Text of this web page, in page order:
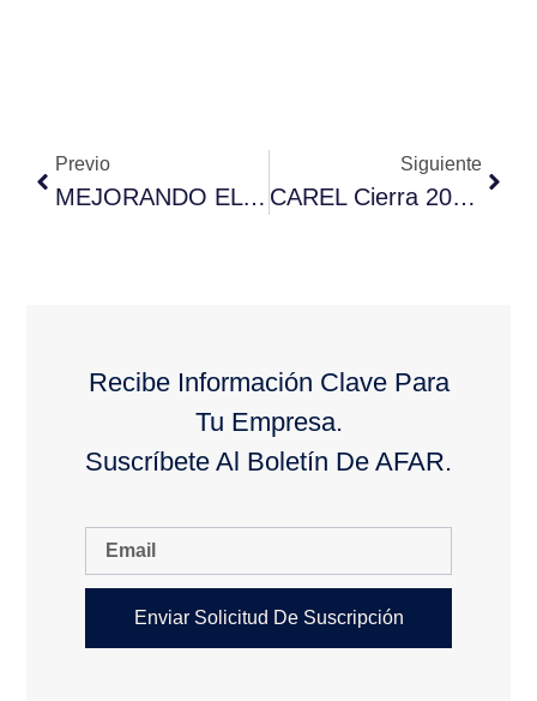
Previo
MEJORANDO EL RENDIMIENTO DE LOS SISTEMAS DE REFRIGERACIÓN
Siguiente
CAREL Cierra 2022 Con Un Nuevo Reconocimiento A Su Camino Hacia La Excelencia En Términos De Desempeño En Sostenibilidad
Recibe Información Clave Para
Tu Empresa.
Suscríbete Al Boletín De AFAR.
Enviar Solicitud De Suscripción